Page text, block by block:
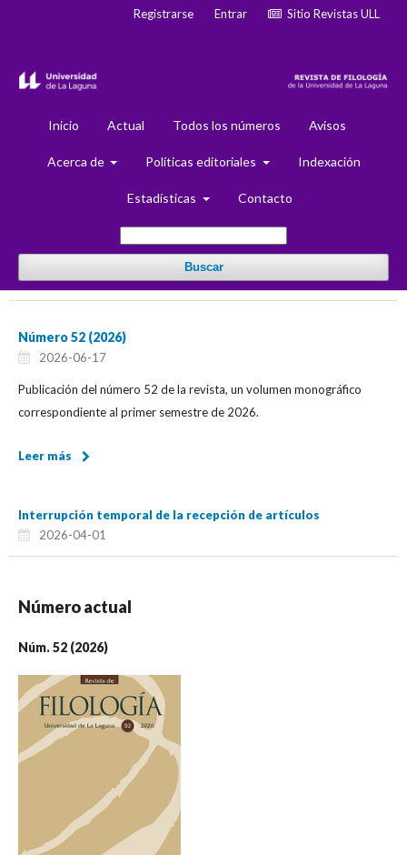
Inicio Actual Todos los números Avisos
Acerca de Políticas editoriales Indexación
Estadísticas Contacto
Buscar
Registrarse Entrar Sitio Revistas ULL
Número 52 (2026)
2026-06-17
Publicación del número 52 de la revista, un volumen monográfico
correspondiente al primer semestre de 2026.
Leer más
Interrupción temporal de la recepción de artículos
2026-04-01
Número actual
Núm. 52 (2026)